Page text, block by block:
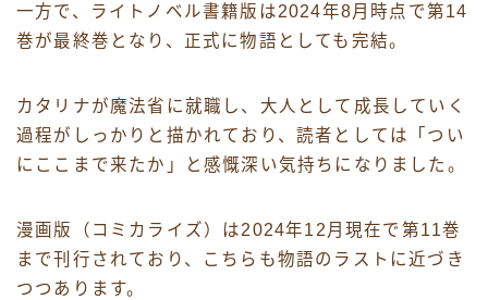
一方で、ライトノベル書籍版は2024年8月時点で第14
巻が最終巻となり、正式に物語としても完結。
カタリナが魔法省に就職し、大人として成長していく
過程がしっかりと描かれており、読者としては「つい
にここまで来たか」と感慨深い気持ちになりました。
漫画版（コミカライズ）は2024年12月現在で第11巻
まで刊行されており、こちらも物語のラストに近づき
つつあります。